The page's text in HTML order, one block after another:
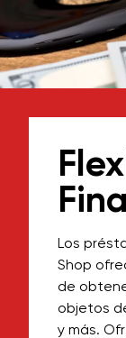
Los
Shop
de
objetos
y más.